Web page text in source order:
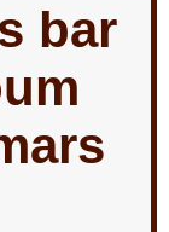
bar